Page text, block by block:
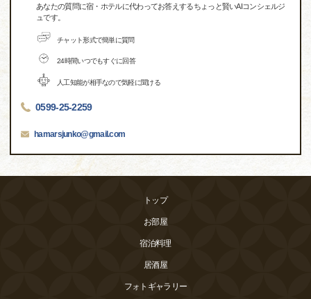
あなたの質問に宿・ホテルに代わってお答えするちょっと賢いAIコンシェルジ
ュです。
チャット形式で簡単に質問
24時間いつでもすぐに回答
人工知能が相手なので気軽に聞ける
0599-25-2259
hamarsjunko@gmail.com
トップ
お部屋
宿泊料理
居酒屋
フォトギャラリー